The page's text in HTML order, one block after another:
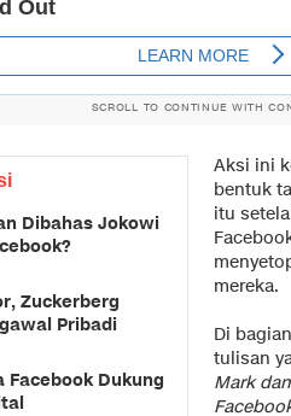
SCROLL TO CONTINUE WITH
Dibahas Jokowi
Zuckerberg
Pribadi
Dukung
Aksi ini
bentuk
itu
mereka.
Di
tulisan
Mark